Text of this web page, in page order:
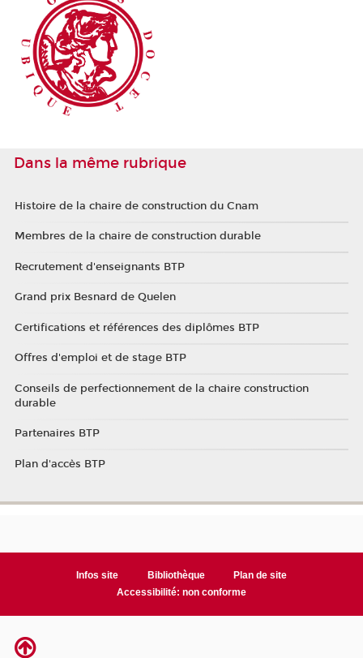
Dans la même rubrique
Histoire de la chaire de construction du Cnam
Membres de la chaire de construction durable
Recrutement d'enseignants BTP
Grand prix Besnard de Quelen
Certifications et références des diplômes BTP
Offres d'emploi et de stage BTP
Conseils de perfectionnement de la chaire construction
durable
Partenaires BTP
Plan d'accès BTP
Infos site Bibliothèque
Plan de site
Accessibilité: non conforme